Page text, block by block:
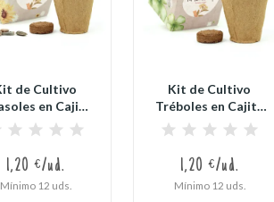
de Cultivo
en Cajita
y...
1,20 €/ud.
Mínimo 12 uds.
Kit de Cultivo
Tréboles en Cajita
Decorada y...
1,20 €/ud.
Mínimo 12 uds.